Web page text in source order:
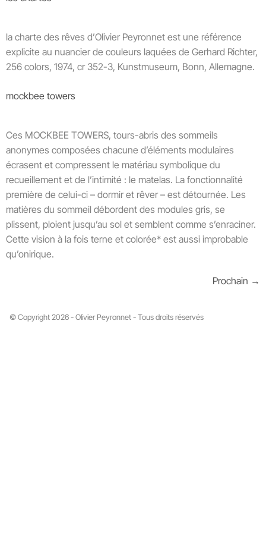
la charte des rêves d’Olivier Peyronnet est une référence
explicite au nuancier de couleurs laquées de Gerhard Richter,
256 colors, 1974, cr 352-3, Kunstmuseum, Bonn, Allemagne.
mockbee towers
Ces MOCKBEE TOWERS, tours-abris des sommeils
anonymes composées chacune d’éléments modulaires
écrasent et compressent le matériau symbolique du
recueillement et de l’intimité : le matelas. La fonctionnalité
première de celui-ci – dormir et rêver – est détournée. Les
matières du sommeil débordent des modules gris, se
plissent, ploient jusqu’au sol et semblent comme s’enraciner.
Cette vision à la fois terne et colorée* est aussi improbable
qu’onirique.
Prochain →
© Copyright 2026 - Olivier Peyronnet - Tous droits réservés